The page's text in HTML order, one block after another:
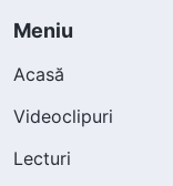
Meniu
Acasă
Videoclipuri
Lecturi